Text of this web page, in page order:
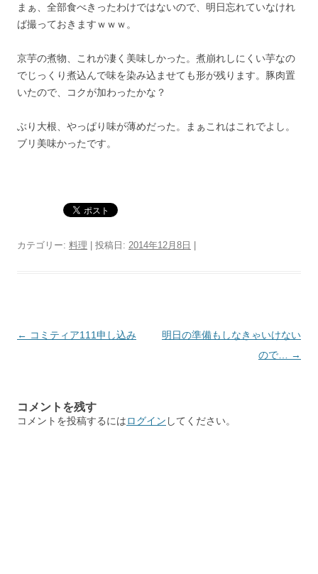
まぁ、全部食べきったわけではないので、明日忘れていなけれ
ば撮っておきますｗｗｗ。
京芋の煮物、これが凄く美味しかった。煮崩れしにくい芋なの
でじっくり煮込んで味を染み込ませても形が残ります。豚肉置
いたので、コクが加わったかな？
ぶり大根、やっぱり味が薄めだった。まぁこれはこれでよし。
ブリ美味かったです。
カテゴリー: 料理 | 投稿日: 2014年12月8日
投
ゲ
← コミティア111申し込み
明日の準備もしなきゃいけない
ので…
→
コメントを残す
コメントを投稿するにはログイン してください。